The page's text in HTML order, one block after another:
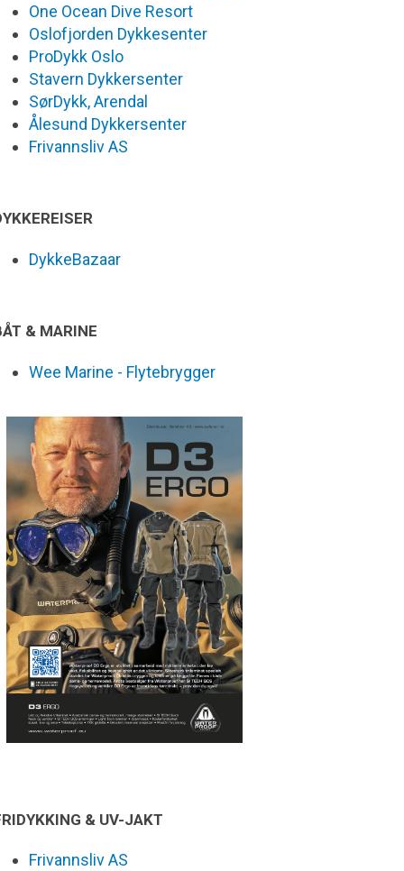
One Ocean Dive Resort
Oslofjorden Dykkesenter
ProDykk Oslo
Stavern Dykkersenter
SørDykk, Arendal
Ålesund Dykkersenter
Frivannsliv AS
DykkeBazaar
& MARINE
Wee Marine - Flytebrygger
& UV-JAKT
Frivannsliv AS